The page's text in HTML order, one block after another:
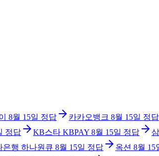
8월 15일 정답 카카오뱅크 8월 15일 정답
정답 KB스타 KBPAY 8월 15일 정답
은행 하나원큐 8월 15일 정답 옥션 8월 15